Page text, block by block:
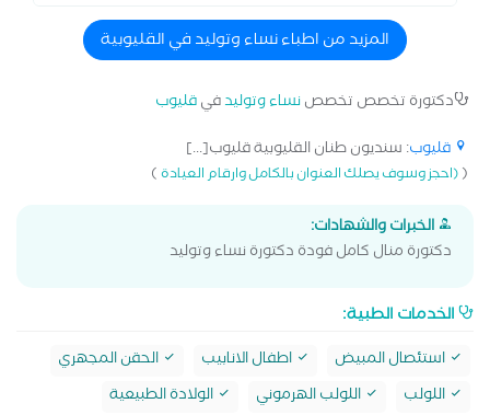
المزيد من اطباء نساء وتوليد في القليوبية
دكتورة تخصص تخصصنساء وتوليدفيقليوب
قليوب: سنديون طنان القليوبية قليوب[...]
((احجز وسوف يصلك العنوان بالكامل وارقام العيادة)
الخبرات والشهادات:
دكتورة منال كامل فودة دكتورة نساء وتوليد
الخدمات الطبية:
استئصال المبيض اطفال الانابيب
الحقن المجهري
اللولب
اللولب الهرموني
الولادة الطبيعية